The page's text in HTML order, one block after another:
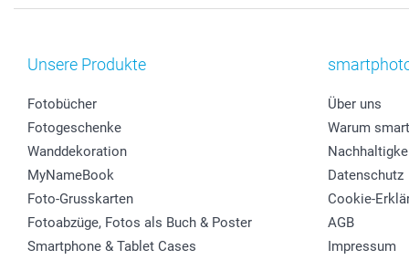
Unsere Produkte
Fotobücher
Fotogeschenke
Wanddekoration
MyNameBook
Foto-Grusskarten
Fotoabzüge, Fotos als Buch & Poster
Smartphone & Tablet Cases
Über uns
Warum
Datenschutz
Cookie-
AGB
Impressum